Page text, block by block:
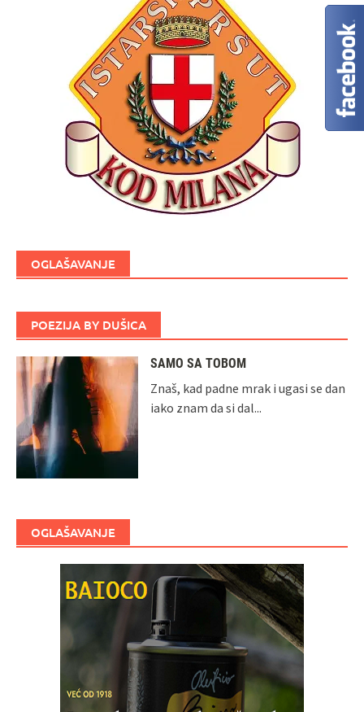
OGLAŠAVANJE
POEZIJA BY DUŠICA
SAMO SA TOBOM
Znaš, kad padne mrak i ugasi se dan
iako znam da si dal...
OGLAŠAVANJE